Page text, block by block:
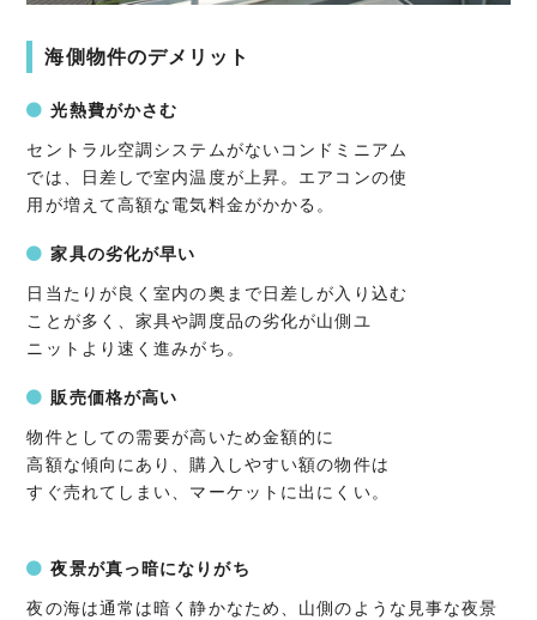
海側物件のデメリット
光熱費がかさむ
セントラル空調システムがないコンドミニアム
では、日差しで室内温度が上昇。エアコンの使
用が増えて高額な電気料金がかかる。
家具の劣化が早い
日当たりが良く室内の奥まで日差しが入り込む
ことが多く、家具や調度品の劣化が山側ユ
ニットより速く進みがち。
販売価格が高い
物件としての需要が高いため金額的に
高額な傾向にあり、購入しやすい額の物件は
すぐ売れてしまい、マーケットに出にくい。
夜景が真っ暗になりがち
夜の海は通常は暗く静かなため、山側のような見事な夜景